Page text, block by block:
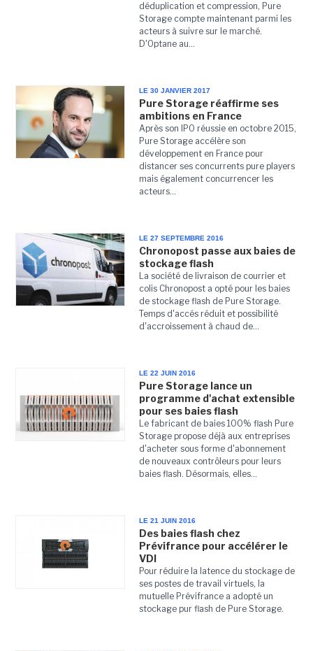
déduplication et compression, Pure
Storage compte maintenant parmi les
acteurs à suivre sur le marché.
D'Optane au...
LE 30 JANVIER 2017
Pure Storage réaffirme ses
ambitions en France
Après son IPO réussie en octobre 2015,
Pure Storage accélère son
développement en France pour
distancer ses concurrents pure players
mais également concurrencer les
acteurs...
LE 27 SEPTEMBRE 2016
Chronopost passe aux baies de
stockage flash
La société de livraison de courrier et
colis Chronopost a opté pour les baies
de stockage flash de Pure Storage.
Temps d'accés réduit et possibilité
d'accroissement à chaud de...
LE 22 JUIN 2016
Pure Storage lance un
programme d'achat extensible
pour ses baies flash
Le fabricant de baies 100% flash Pure
Storage propose déjà aux entreprises
d'acheter sous forme d'abonnement
de nouveaux contrôleurs pour leurs
baies flash. Désormais, elles...
LE 21 JUIN 2016
Des baies flash chez
Prévifrance pour accélérer le
VDI
Pour réduire la latence du stockage de
ses postes de travail virtuels, la
mutuelle Prévifrance a adopté un
stockage pur flash de Pure Storage.